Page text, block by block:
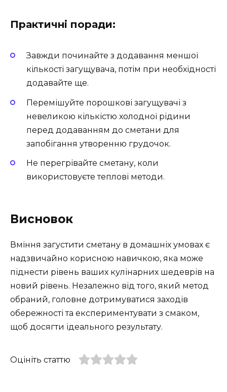
Практичні поради:
Завжди починайте з додавання меншої
кількості загущувача, потім при необхідності
додавайте ще.
Перемішуйте порошкові загущувачі з
невеликою кількістю холодної рідини
перед додаванням до сметани для
запобігання утворенню грудочок.
Не перегрівайте сметану, коли
використовуєте теплові методи.
Висновок
Вміння загустити сметану в домашніх умовах є
надзвичайно корисною навичкою, яка може
піднести рівень ваших кулінарних шедеврів на
новий рівень. Незалежно від того, який метод
обраний, головне дотримуватися заходів
обережності та експериментувати з смаком,
щоб досягти ідеального результату.
Оцініть статтю